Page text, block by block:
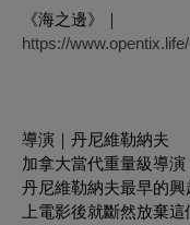
《海之邊》｜
https://
導演｜丹尼維勒納夫
加拿大當代重量級導演
丹尼維勒納夫最早的
上電影後就斷然放棄